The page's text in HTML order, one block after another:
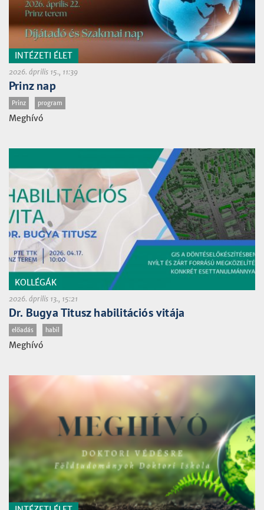
INTÉZETI ÉLET
2026. április 15., 11:39
Prinz nap
Prinz program
Meghívó
KOLLÉGÁK
2026. április 13., 15:21
Dr. Bugya Titusz habilitációs vitája
előadás habil
Meghívó